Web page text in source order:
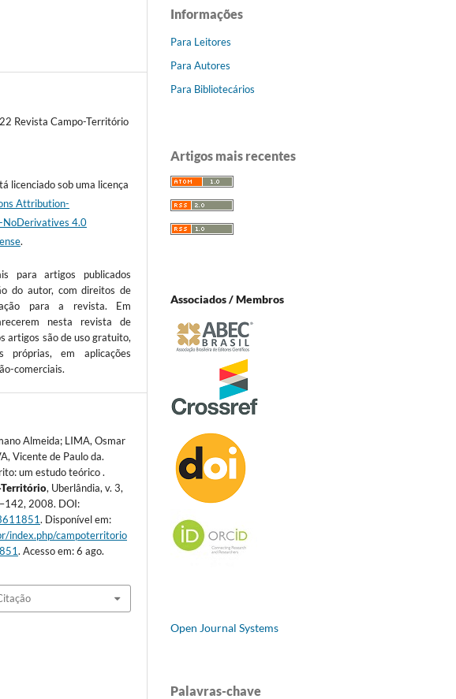
Revista Campo-Território
licenciado sob uma licença
Attribution-
NoDerivatives 4.0
.
para artigos publicados
do autor, com direitos de
para a revista. Em
nesta revista de
artigos são de uso gratuito,
próprias, em aplicações
comerciais.
Almeida; LIMA, Osmar
Vicente de Paulo da.
um estudo teórico .
Território, Uberlândia, v. 3,
2008. DOI:
. Disponível em:
index.php/campoterritorio
. Acesso em: 6 ago.
Informações
Para Leitores
Para Autores
Para Bibliotecários
Artigos mais recentes
Associados / Membros
Open Journal Systems
Palavras-chave